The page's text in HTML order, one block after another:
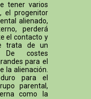
tener varios
el progenitor
alienado,
perderá
el contacto y
trata de un
costes
para el
la alienación.
para el
parental,
como la